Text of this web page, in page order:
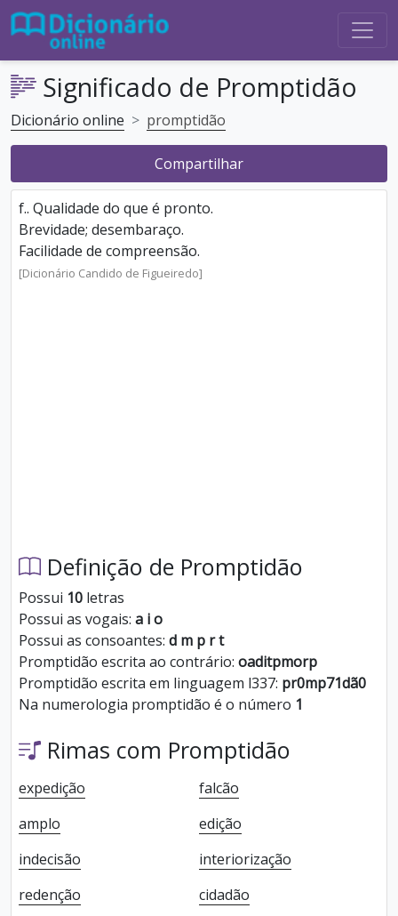
Significado de Promptidão
Dicionário online promptidão
Compartilhar
f.. Qualidade do que é pronto.
Brevidade; desembaraço.
Facilidade de compreensão.
[Dicionário Candido de Figueiredo]
Definição de Promptidão
Possui 10 letras
Possui as vogais: a i o
Possui as consoantes: d m p r t
Promptidão escrita ao contrário: oaditpmorp
Promptidão escrita em linguagem l337: pr0mp71dã0
Na numerologia promptidão é o número 1
Rimas com Promptidão
expedição
falcão
amplo
edição
indecisão
interiorização
redenção
cidadão